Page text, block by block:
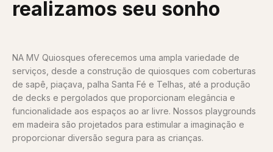
realizamos seu sonho
NA MV Quiosques oferecemos uma ampla variedade de
serviços, desde a construção de quiosques com coberturas
de sapê, piaçava, palha Santa Fé e Telhas, até a produção
de decks e pergolados que proporcionam elegância e
funcionalidade aos espaços ao ar livre. Nossos playgrounds
em madeira são projetados para estimular a imaginação e
proporcionar diversão segura para as crianças.